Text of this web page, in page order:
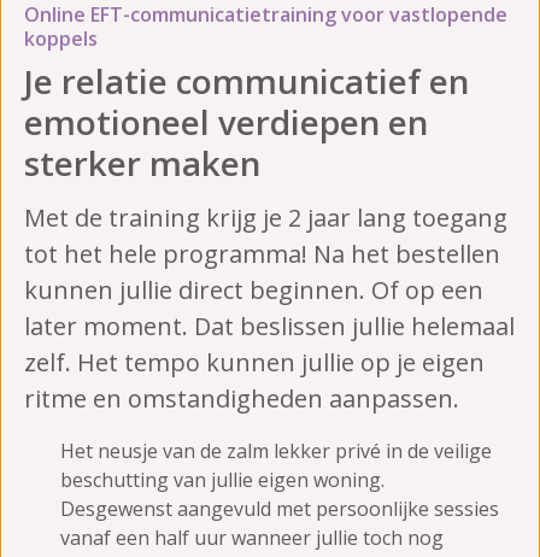
Online EFT-communicatietraining voor vastlopende
koppels
Je relatie communicatief en
emotioneel verdiepen en
sterker maken
Met de training krijg je 2 jaar lang toegang
tot het hele programma! Na het bestellen
kunnen jullie direct beginnen. Of op een
later moment. Dat beslissen jullie helemaal
zelf. Het tempo kunnen jullie op je eigen
ritme en omstandigheden aanpassen.
Het neusje van de zalm lekker privé in de veilige
beschutting van jullie eigen woning.
Desgewenst aangevuld met persoonlijke sessies
vanaf een half uur wanneer jullie toch nog